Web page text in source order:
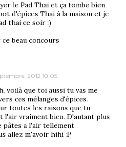
le Pad Thai et ça tombe bien
d'épices Thai à la maison et je
thai ce soir :)
beau concours
2012 10:05
voilà que toi aussi tu vas me
ces mélanges d'épices.
toutes les raisons que tu
l'air vraiment bien. D'autant plus
pâtes a l'air tellement
allez m'avoir hihi :P